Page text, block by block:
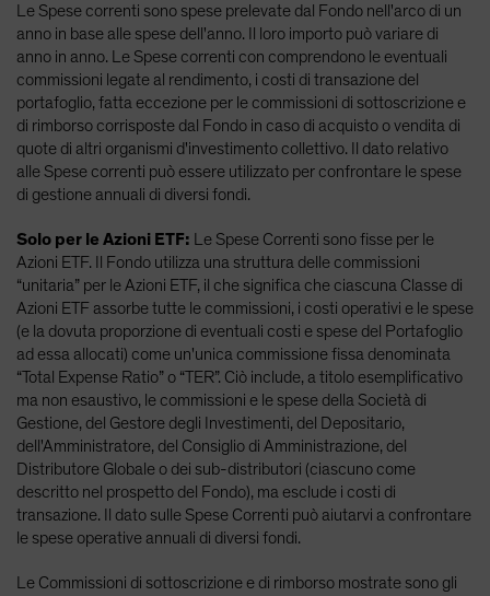
Le Spese correnti sono spese prelevate dal Fondo nell'arco di un
anno in base alle spese dell'anno. Il loro importo può variare di
anno in anno. Le Spese correnti con comprendono le eventuali
commissioni legate al rendimento, i costi di transazione del
portafoglio, fatta eccezione per le commissioni di sottoscrizione e
di rimborso corrisposte dal Fondo in caso di acquisto o vendita di
quote di altri organismi d'investimento collettivo. Il dato relativo
alle Spese correnti può essere utilizzato per confrontare le spese
di gestione annuali di diversi fondi.
Solo per le Azioni ETF:
Le Spese Correnti sono fisse per le
Azioni ETF. Il Fondo utilizza una struttura delle commissioni
“unitaria” per le Azioni ETF, il che significa che ciascuna Classe di
Azioni ETF assorbe tutte le commissioni, i costi operativi e le spese
(e la dovuta proporzione di eventuali costi e spese del Portafoglio
ad essa allocati) come un'unica commissione fissa denominata
“Total Expense Ratio” o “TER”. Ciò include, a titolo esemplificativo
ma non esaustivo, le commissioni e le spese della Società di
Gestione, del Gestore degli Investimenti, del Depositario,
dell'Amministratore, del Consiglio di Amministrazione, del
Distributore Globale o dei sub-distributori (ciascuno come
descritto nel prospetto del Fondo), ma esclude i costi di
transazione. Il dato sulle Spese Correnti può aiutarvi a confrontare
le spese operative annuali di diversi fondi.
Le Commissioni di sottoscrizione e di rimborso mostrate sono gli